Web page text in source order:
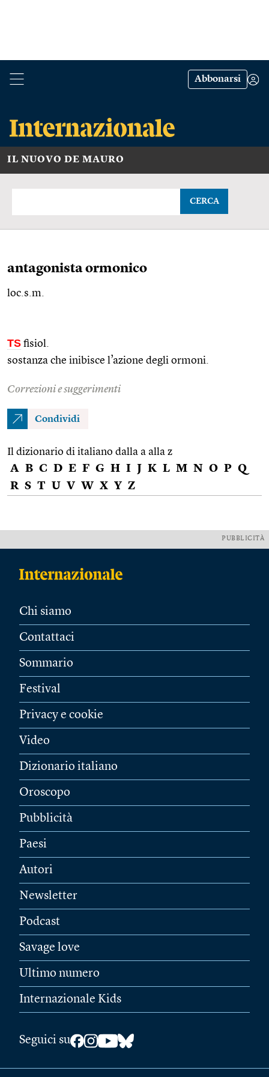
Abbonarsi
IL NUOVO DE MAURO
CERCA
antagonista ormonico
loc.s.m.
TS fisiol.
sostanza che inibisce l’azione degli ormoni.
Correzioni e suggerimenti
Condividi
Il dizionario di italiano dalla a alla z
A B C D E F G H I J K L M N O P Q
R S T U V W X Y Z
PUBBLICITÀ
Chi siamo
Contattaci
Sommario
Festival
Privacy e cookie
Video
Dizionario italiano
Oroscopo
Pubblicità
Paesi
Autori
Newsletter
Podcast
Savage love
Ultimo numero
Internazionale Kids
Seguici su